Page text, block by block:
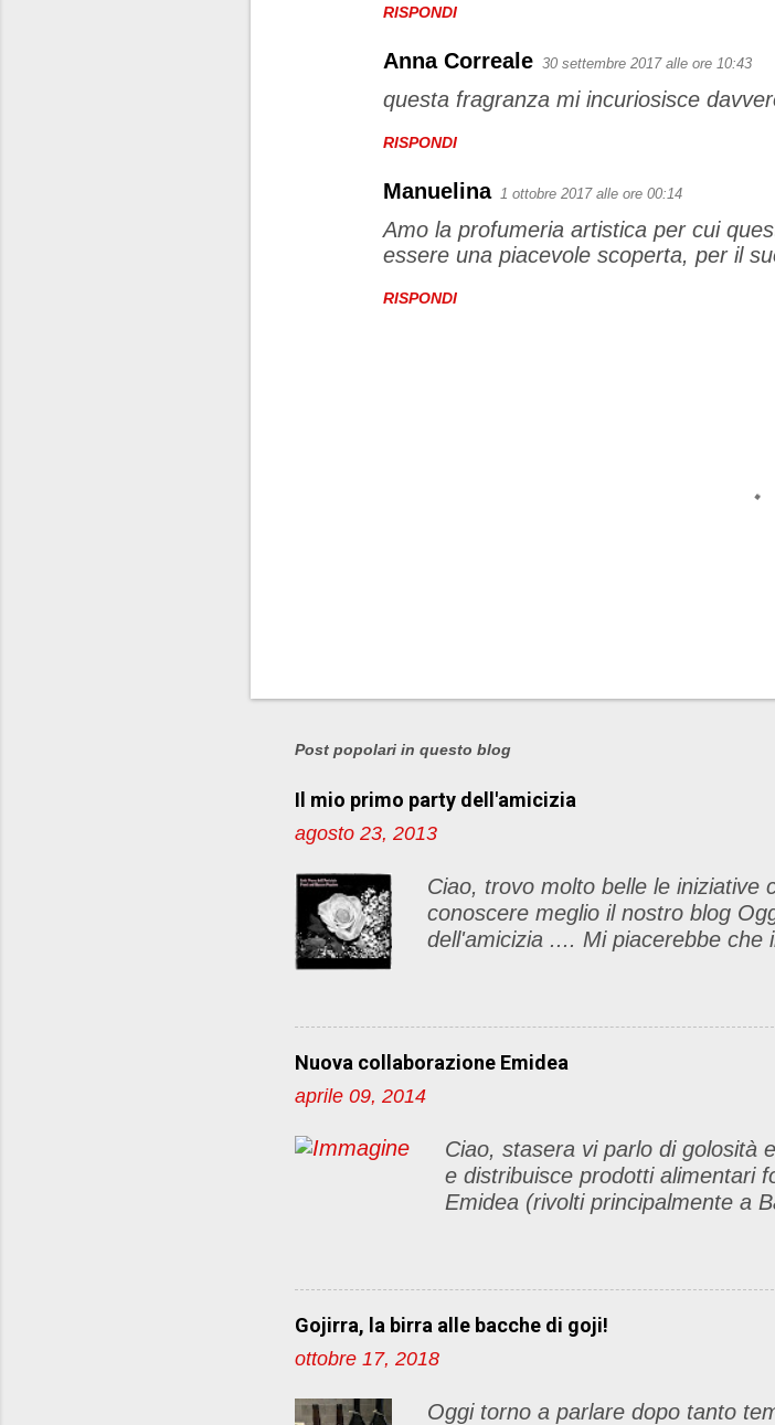
RISPONDI
Anna Correale 30 settembre 2017 alle ore 10:43
questa fragranza mi incuriosisce
RISPONDI
Manuelina 1 ottobre 2017 alle ore 00:14
Amo la profumeria artistica per cui
essere una piacevole scoperta, per il
RISPONDI
t
u
n
o
m
m
e
Post popolari in questo blog
Il mio primo party dell'amicizia
agosto 23, 2013
Ciao, trovo molto belle le
conoscere meglio il nostro blog
dell'amicizia .... Mi piacerebbe
articolino per l'iniziativa. Se
http://
farò la lista) 4) Diventare follower
commento 5) Condividere questa
"party" termina il 25 ottobre! Vi
Nuova collaborazione Emidea
aprile 09, 2014
Ciao, stasera vi parlo di golosità
e distribuisce prodotti alimentari
Emidea (rivolti principalmente a
caffè Emidea, all'originale
Gusto Espresso è
Gojirra, la birra alle bacche di goji!
ottobre 17, 2018
Oggi torno a parlare dopo tanto